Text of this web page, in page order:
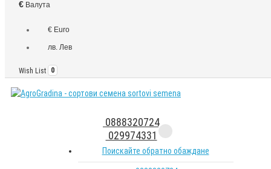
€ Валута
€ Euro
лв. Лев
Wish List 0
0888320724
029974331
Поискайте обратно обаждане